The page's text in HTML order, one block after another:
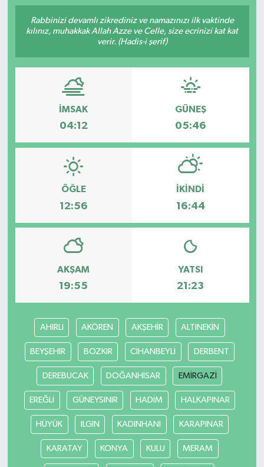
Rabbinizi devamlı zikrediniz ve namazınızı ilk vaktinde
kılınız, muhakkak Allah Azze ve Celle, size ecrinizi kat kat
verir. (Hadis-i şerif)
İMSAK
04:12
GÜNEŞ
05:46
ÖĞLE
12:56
İKINDI
16:44
AKŞAM
19:55
YATSI
21:23
AHIRLI AKÖREN AKŞEHİR ALTINEKİN
BEYŞEHİR BOZKIR CİHANBEYLİ DERBENT
DEREBUCAK DOĞANHİSAR EMİRGAZİ
EREĞLİ GÜNEYSINIR HADİM HALKAPINAR
HÜYÜK ILGIN KADINHANI KARAPINAR
KARATAY KONYA KULU MERAM